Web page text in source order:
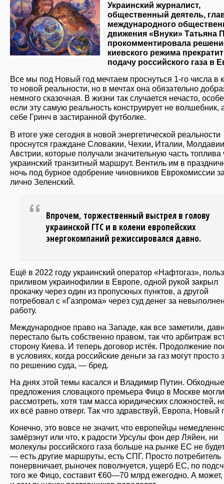
Украинский журналист,
общественный деятель,
международного
движения «Внуки» Татьяна
прокомментировала
киевского режима
подачу российского газа в
Все мы под Новый год мечтаем проснуться 1-го числа в
то новой реальности, но в мечтах она обязательно
немного сказочная. В жизни так случается нечасто,
если эту самую реальность конструирует не волшебник,
себе Гринч в застиранной футболке.
В итоге уже сегодня в новой энергетической реальности
проснутся граждане Словакии, Чехии, Италии,
Австрии, которые получали значительную часть топлива
украинский транзитный маршрут. Вентиль им в
ночь под бурное одобрение чиновников Еврокомиссии
лично Зеленский.
Впрочем, торжественный выстрел в голову
украинской ГТС и в колени европейских
энергокомпаний режиссировался давно.
Ещё в 2022 году украинский оператор «Нафтогаз»,
приливом украинофилии в Европе, одной рукой закрыл
прокачку через один из пропускных пунктов, а другой
потребовал с «Газпрома» через суд денег за
работу.
Международное право на Западе, как все заметили,
перестало быть собственно правом, так что арбитраж
сторону Киева. И теперь договор истёк. Продолжение
в условиях, когда российские деньги за газ могут просто
по решению суда, — бред.
На днях этой темы касался и Владимир Путин. Обходные
предложения словацкого премьера Фицо в Москве
рассмотреть, хотя там масса юридических сложностей,
их всё равно отверг. Так что здравствуй, Европа, Новый
Конечно, это вовсе не значит, что европейцы
замёрзнут или что, к радости Урсулы фон дер Ляйен, ни
молекулы российского газа больше на рынке ЕС не
— есть другие маршруты, есть СПГ. Просто потребитель
понервничает, рыночек поволнуется, ущерб ЕС, по
того же Фицо, составит €60—70 млрд ежегодно. А может,